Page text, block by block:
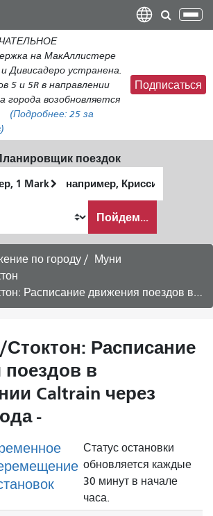
содержанию
на МакАллистере
Дивисадеро устранена.
5 и 5R в направлении
города возобновляется
(Подробнее: 25 за
Подписаться
поездок
окончания
хочу
путешествовать
Пойдем...
по городу
Муни
движения поездов в направлении Caltrain через центр города -
Расписание
в
Caltrain через
-
Статус остановки
обновляется каждые
30 минут в начале
часа.